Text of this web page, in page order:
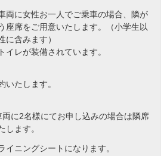
両に女性お一人でご乗車の場合、隣が
座席をご用意いたします。（小学生以
に含みます）
イレが装備されています。
いたします。
に2名様にてお申し込みの場合は隣席
します。
イニングシートになります。